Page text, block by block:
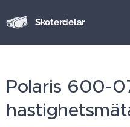
Skoterdelar
Polaris 600-